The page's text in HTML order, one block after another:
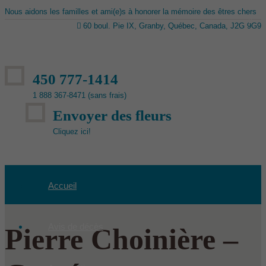
Nous aidons les familles et ami(e)s à honorer la mémoire des êtres chers
60 boul. Pie IX, Granby, Québec, Canada, J2G 9G9
450 777-1414
1 888 367-8471 (sans frais)
Envoyer des fleurs
Cliquez ici!
Accueil
Pierre Choinière –